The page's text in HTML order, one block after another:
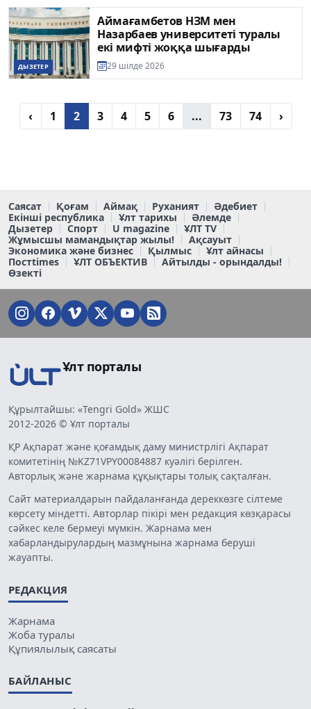
ДЫЗЕТЕР
Аймағамбетов НЗМ мен
Назарбаев университеті туралы
екі мифті жоққа шығарды
29 шілде 2026
‹ 1 2 3 4 5 6 ... 73 74 ›
Саясат Қоғам Аймақ Руханият
Әдебиет
Екінші республика
Ұлт тарихы
Әлемде
Дызетер
Спорт U magazine
ҰЛТ TV
Жұмысшы мамандықтар жылы!
Ақсауыт
Экономика және бизнес
Қылмыс
Ұлт айнасы
Постtimes
ҰЛТ ОБЪЕКТИВ
Айтылды - орындалды!
Өзекті
Ұлт порталы
Құрылтайшы: «Tengri Gold» ЖШС
2012-2026 © Ұлт порталы
ҚР Ақпарат және қоғамдық даму министрлігі Ақпарат
комитетінің №KZ71VPY00084887 куәлігі берілген.
Авторлық және жарнама құқықтары толық сақталған.
Сайт материалдарын пайдаланғанда дереккөзге сілтеме
көрсету міндетті. Авторлар пікірі мен редакция көзқарасы
сәйкес келе бермеуі мүмкін. Жарнама мен
хабарландырулардың мазмұнына жарнама беруші
жауапты.
РЕДАКЦИЯ
Жарнама
Жоба туралы
Құпиялылық саясаты
БАЙЛАНЫС